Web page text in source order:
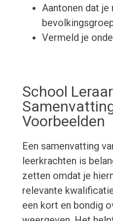
Aantonen dat
Vermeld je
School
Voorbeelden
Een samenvatting
leerkrachten is
zetten omdat je
relevante
een kort en bondig